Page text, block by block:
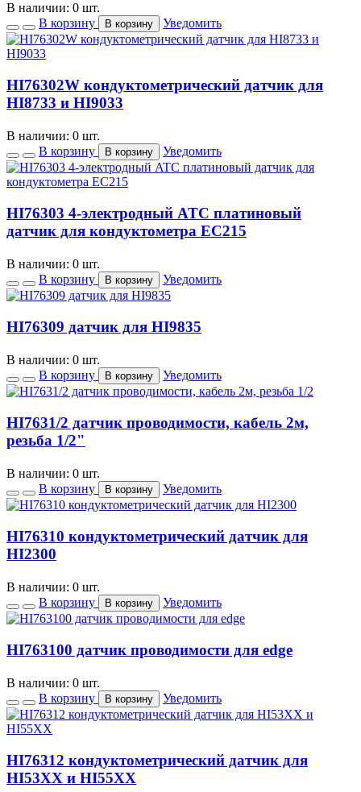
В наличии: 0 шт.
В корзину
В корзину Уведомить
HI76302W кондуктометрический датчик для
HI8733 и HI9033
В наличии: 0 шт.
В корзину
В корзину Уведомить
HI76303 4-электродный ATC платиновый
датчик для кондуктометра EC215
В наличии: 0 шт.
В корзину
В корзину Уведомить
HI76309 датчик для HI9835
В наличии: 0 шт.
В корзину
В корзину Уведомить
HI7631/2 датчик проводимости, кабель 2м,
резьба 1/2"
В наличии: 0 шт.
В корзину
В корзину Уведомить
HI76310 кондуктометрический датчик для
HI2300
В наличии: 0 шт.
В корзину
В корзину Уведомить
HI763100 датчик проводимости для edge
В наличии: 0 шт.
В корзину
В корзину Уведомить
HI76312 кондуктометрический датчик для
HI53ХХ и HI55ХХ